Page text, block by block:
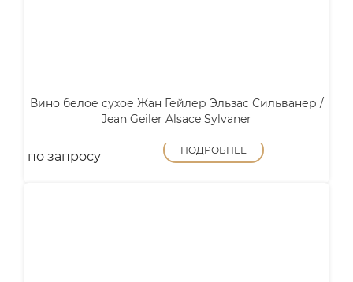
Вино белое сухое Жан Гейлер Эльзас Сильванер /
Jean Geiler Alsace Sylvaner
по запросу ПОДРОБНЕЕ